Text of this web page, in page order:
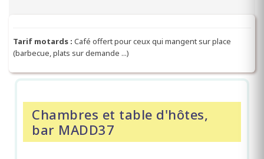
Tarif motards : Café offert pour ceux qui mangent sur place
(barbecue, plats sur demande ...)
Chambres et table d'hôtes,
bar MADD37